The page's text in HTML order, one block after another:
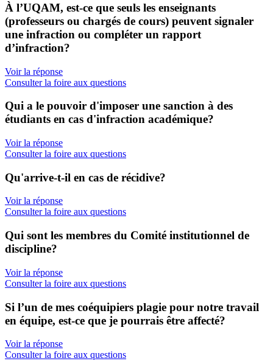
À l’UQAM, est-ce que seuls les enseignants
(professeurs ou chargés de cours) peuvent signaler
une infraction ou compléter un rapport
d’infraction?
Voir la réponse
Consulter la foire aux questions
Qui a le pouvoir d'imposer une sanction à des
étudiants en cas d'infraction académique?
Voir la réponse
Consulter la foire aux questions
Qu'arrive-t-il en cas de récidive?
Voir la réponse
Consulter la foire aux questions
Qui sont les membres du Comité institutionnel de
discipline?
Voir la réponse
Consulter la foire aux questions
Si l’un de mes coéquipiers plagie pour notre travail
en équipe, est-ce que je pourrais être affecté?
Voir la réponse
Consulter la foire aux questions